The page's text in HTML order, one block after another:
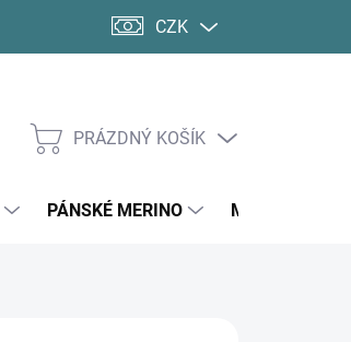
CZK
NÁKUPNÍ
PRÁZDNÝ KOŠÍK
PÁNSKÉ MERINO MERINO